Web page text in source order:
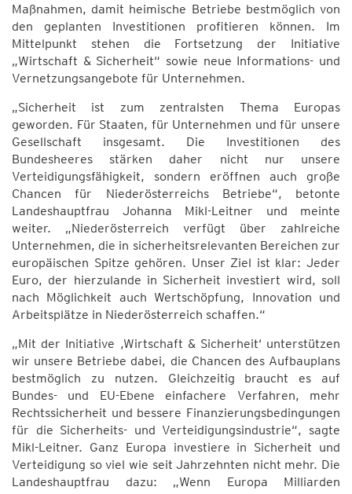
Maßnahmen, damit heimische Betriebe bestmöglich von
den geplanten Investitionen profitieren können. Im
Mittelpunkt stehen die Fortsetzung der Initiative
„Wirtschaft & Sicherheit“ sowie neue Informations- und
Vernetzungsangebote für Unternehmen.
„Sicherheit ist zum zentralsten Thema Europas
geworden. Für Staaten, für Unternehmen und für unsere
Gesellschaft insgesamt. Die Investitionen des
Bundesheeres stärken daher nicht nur unsere
Verteidigungsfähigkeit, sondern eröffnen auch große
Chancen für Niederösterreichs Betriebe“, betonte
Landeshauptfrau Johanna Mikl-Leitner und meinte
weiter. „Niederösterreich verfügt über zahlreiche
Unternehmen, die in sicherheitsrelevanten Bereichen zur
europäischen Spitze gehören. Unser Ziel ist klar: Jeder
Euro, der hierzulande in Sicherheit investiert wird, soll
nach Möglichkeit auch Wertschöpfung, Innovation und
Arbeitsplätze in Niederösterreich schaffen.“
„Mit der Initiative ,Wirtschaft & Sicherheit‘ unterstützen
wir unsere Betriebe dabei, die Chancen des Aufbauplans
bestmöglich zu nutzen. Gleichzeitig braucht es auf
Bundes- und EU-Ebene einfachere Verfahren, mehr
Rechtssicherheit und bessere Finanzierungsbedingungen
für die Sicherheits- und Verteidigungsindustrie“, sagte
Mikl-Leitner. Ganz Europa investiere in Sicherheit und
Verteidigung so viel wie seit Jahrzehnten nicht mehr. Die
Landeshauptfrau dazu: „Wenn Europa Milliarden